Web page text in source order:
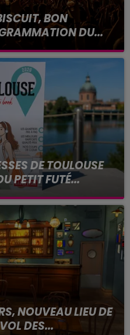
BON
DU...
DE TOULOUSE
PETIT FUTÉ...
NOUVEAU LIEU DE
DES...